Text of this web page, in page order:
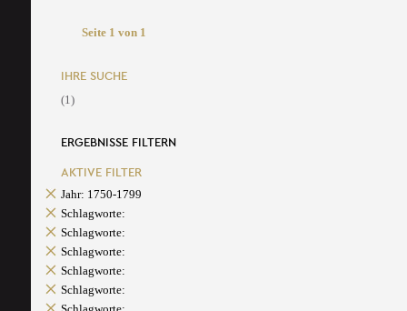
Seite 1 von 1
IHRE SUCHE
(1)
ERGEBNISSE FILTERN
AKTIVE FILTER
Jahr: 1750-1799
Schlagworte:
Schlagworte:
Schlagworte:
Schlagworte:
Schlagworte: